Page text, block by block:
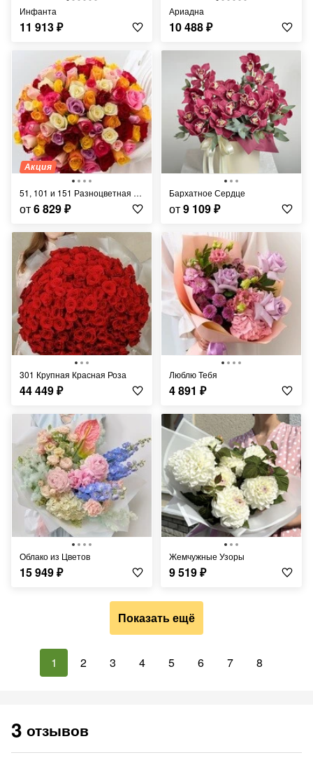
Инфанта
11 913₽
Ариадна
10 488₽
Акция
51, 101 и 151 Разноцветная Роза
от6 829₽
Бархатное Сердце
от9 109₽
301 Крупная Красная Роза
44 449₽
Люблю Тебя
4 891 ₽
Облако из Цветов
15 949₽
Жемчужные Узоры
9 519₽
Показать ещё
1 2 3 4 5 6 7 8
3 отзывов